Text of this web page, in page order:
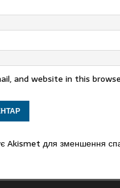
and website in this
Akismet для зменшення